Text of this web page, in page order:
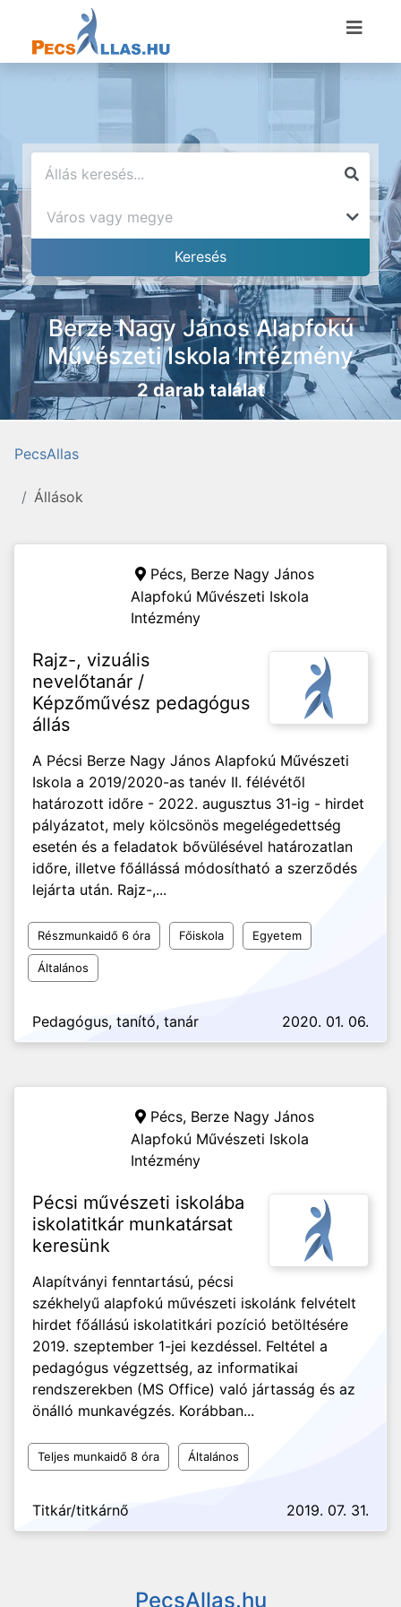
Berze Nagy János Alapfokú
Művészeti Iskola Intézmény
2 darab találat
PecsAllas
Állások
Pécs, Berze Nagy János
Alapfokú Művészeti Iskola
Intézmény
Rajz-, vizuális
nevelőtanár /
Képzőművész pedagógus
állás
A Pécsi Berze Nagy János Alapfokú Művészeti
Iskola a 2019/2020-as tanév II. félévétől
határozott időre - 2022. augusztus 31-ig - hirdet
pályázatot, mely kölcsönös megelégedettség
esetén és a feladatok bővülésével határozatlan
időre, illetve főállássá módosítható a szerződés
lejárta után. Rajz-,...
Részmunkaidő 6 óra Főiskola Egyetem
Általános
Pedagógus, tanító, tanár 2020. 01. 06.
Pécs, Berze Nagy János
Alapfokú Művészeti Iskola
Intézmény
Pécsi művészeti iskolába
iskolatitkár munkatársat
keresünk
Alapítványi fenntartású, pécsi
székhelyű alapfokú művészeti iskolánk felvételt
hirdet főállású iskolatitkári pozíció betöltésére
2019. szeptember 1-jei kezdéssel. Feltétel a
pedagógus végzettség, az informatikai
rendszerekben (MS Office) való jártasság és az
önálló munkavégzés. Korábban...
Teljes munkaidő 8 óra Általános
Titkár/titkárnő 2019. 07. 31.
PecsAllas.hu